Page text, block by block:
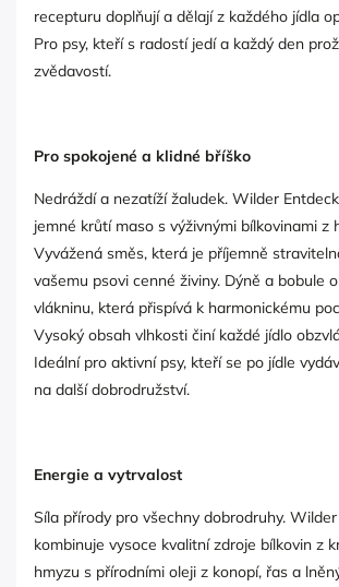
recepturu doplňují a dělají z každého jídla
Pro psy, kteří s radostí jedí a každý den
zvědavostí.
Pro spokojené a klidné bříško
Nedráždí a nezatíží žaludek. Wilder
jemné krůtí maso s výživnými bílkovinami z
Vyvážená směs, která je příjemně
vašemu psovi cenné živiny. Dýně a bobule
vlákninu, která přispívá k harmonickému
Vysoký obsah vlhkosti činí každé jídlo
Ideální pro aktivní psy, kteří se po jídle
na další dobrodružství.
Energie a vytrvalost
Síla přírody pro všechny dobrodruhy.
kombinuje vysoce kvalitní zdroje bílkovin z
hmyzu s přírodními oleji z konopí, řas a